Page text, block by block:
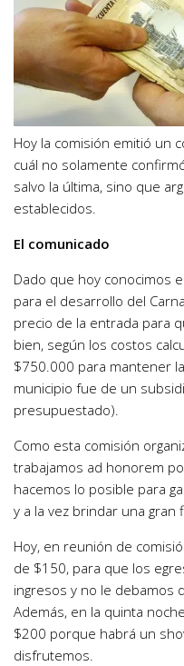
Hoy la comisión emitió un
cuál no solamente
salvo la última, sino que
establecidos.
El comunicado
Dado que hoy conocimos
para el desarrollo del
precio de la entrada para
bien, según los costos
$750.000 para mantener
municipio fue de un
presupuestado).
Como esta comisión
trabajamos ad honorem
hacemos lo posible para
y a la vez brindar una
Hoy, en reunión de
de $150, para que los
ingresos y no le debamos
Además, en la quinta
$200 porque habrá un
disfrutemos.